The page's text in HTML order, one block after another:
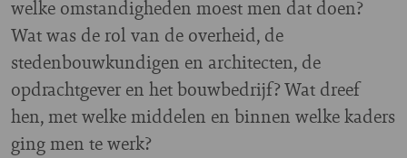
welke omstandigheden moest men dat doen?
Wat was de rol van de overheid, de
stedenbouwkundigen en architecten, de
opdrachtgever en het bouwbedrijf? Wat dreef
hen, met welke middelen en binnen welke kaders
ging men te werk?